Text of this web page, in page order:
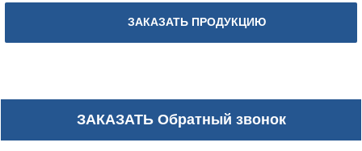
ЗАКАЗАТЬ ПРОДУКЦИЮ
ЗАКАЗАТЬОбратный звонок